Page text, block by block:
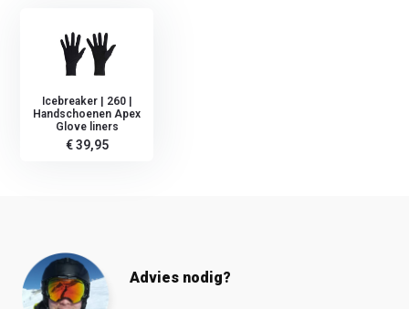
Icebreaker | 260 |
Handschoenen Apex
Glove liners
€ 39,95
Advies nodig?